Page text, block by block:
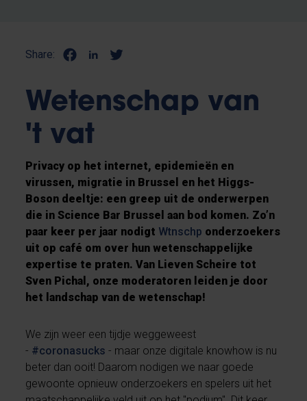
Share:
Wetenschap van
't vat
Privacy op het internet, epidemieën en
virussen, migratie in Brussel en het Higgs-
Boson deeltje: een greep uit de onderwerpen
die in Science Bar Brussel aan bod komen. Zo’n
paar keer per jaar nodigt Wtnschp onderzoekers
uit op café om over hun wetenschappelijke
expertise te praten. Van Lieven Scheire tot
Sven Pichal, onze moderatoren leiden je door
het landschap van de wetenschap!
We zijn weer een tijdje weggeweest
- #coronasucks - maar onze digitale knowhow is nu
beter dan ooit! Daarom nodigen we naar goede
gewoonte opnieuw onderzoekers en spelers uit het